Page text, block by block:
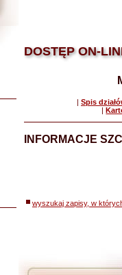
DOSTĘP ON-
| Spis
|
INFORMACJE
wyszukaj zapisy, w